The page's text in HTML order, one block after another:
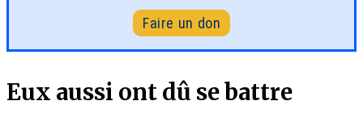
Faire un don
Eux aussi ont dû se battre